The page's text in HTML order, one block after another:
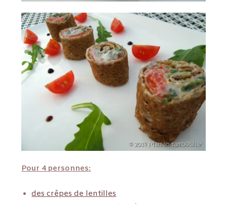
Pour 4 personnes:
des crêpes de lentilles